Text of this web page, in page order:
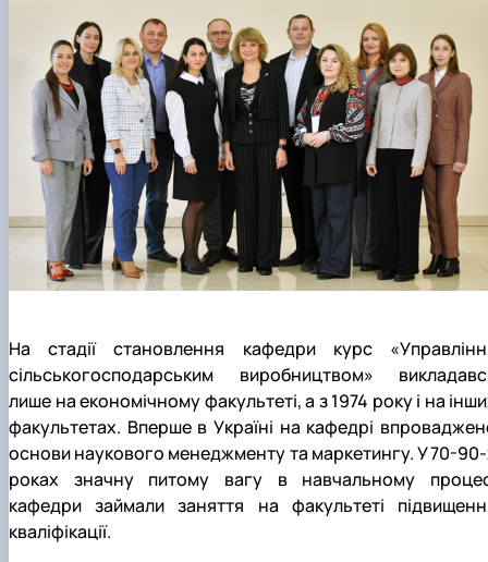
На стадії становлення кафедри курс
сільськогосподарським виробництвом»
лише на економічному факультеті, а з 1974 року і на
факультетах. Вперше в Україні на кафедрі
основи наукового менеджменту та маркетингу. У 70-
роках значну питому вагу в навчальному
кафедри займали заняття на факультеті
кваліфікації.